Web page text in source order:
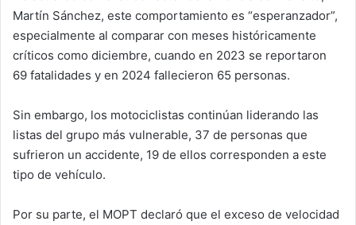
Martín Sánchez, este comportamiento es “esperanzador”,
especialmente al comparar con meses históricamente
críticos como diciembre, cuando en 2023 se reportaron
69 fatalidades y en 2024 fallecieron 65 personas.
Sin embargo, los motociclistas continúan liderando las
listas del grupo más vulnerable, 37 de personas que
sufrieron un accidente, 19 de ellos corresponden a este
tipo de vehículo.
Por su parte, el MOPT declaró que el exceso de velocidad